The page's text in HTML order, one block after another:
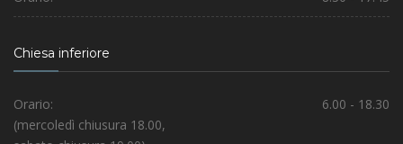
Chiesa inferiore
Orario:
6.00 - 18.30
(mercoledì chiusura 18.00,